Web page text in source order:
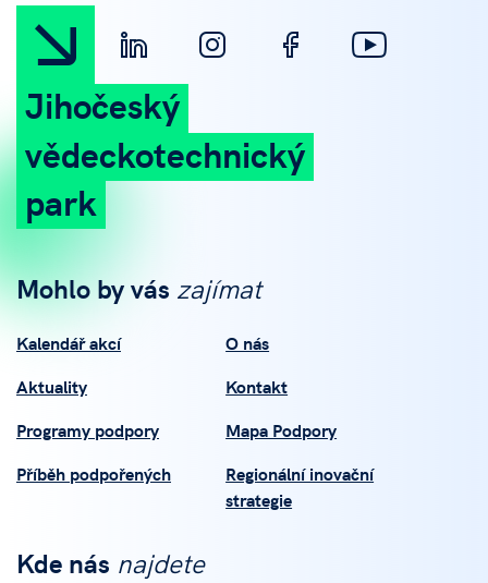
Jihočeský
vědeckotechnický
park
Mohlo by vás zajímat
Kalendář akcí
Aktuality
Programy podpory
Příběh podpořených
O nás
Kontakt
Mapa Podpory
Regionální inovační
strategie
Kde nás najdete